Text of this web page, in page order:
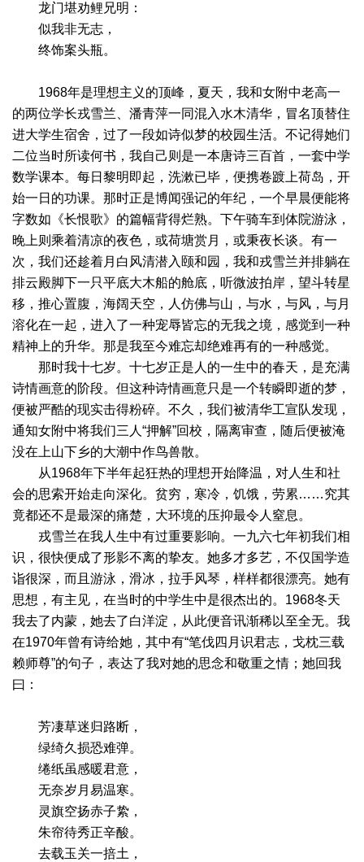
龙门堪劝鲤兄明：
似我非无志，
终饰案头瓶。
1968年是理想主义的顶峰，夏天，我和女附中老高一
的两位学长戎雪兰、潘青萍一同混入水木清华，冒名顶替住
进大学生宿舍，过了一段如诗似梦的校园生活。不记得她们
二位当时所读何书，我自己则是一本唐诗三百首，一套中学
数学课本。每日黎明即起，洗漱已毕，便携卷踱上荷岛，开
始一日的功课。那时正是博闻强记的年纪，一个早晨便能将
字数如《长恨歌》的篇幅背得烂熟。下午骑车到体院游泳，
晚上则乘着清凉的夜色，或荷塘赏月，或秉夜长谈。有一
次，我们还趁着月白风清潜入颐和园，我和戎雪兰并排躺在
排云殿脚下一只平底大木船的舱底，听微波拍岸，望斗转星
移，推心置腹，海阔天空，人仿佛与山，与水，与风，与月
溶化在一起，进入了一种宠辱皆忘的无我之境，感觉到一种
精神上的升华。那是我至今难忘却绝难再有的一种感觉。
那时我十七岁。十七岁正是人的一生中的春天，是充满
诗情画意的阶段。但这种诗情画意只是一个转瞬即逝的梦，
便被严酷的现实击得粉碎。不久，我们被清华工宣队发现，
通知女附中将我们三人“押解”回校，隔离审查，随后便被淹
没在上山下乡的大潮中作鸟兽散。
从1968年下半年起狂热的理想开始降温，对人生和社
会的思索开始走向深化。贫穷，寒冷，饥饿，劳累……究其
竟都还不是最深的痛楚，大环境的压抑最令人窒息。
戎雪兰在我人生中有过重要影响。一九六七年初我们相
识，很快便成了形影不离的挚友。她多才多艺，不仅国学造
诣很深，而且游泳，滑冰，拉手风琴，样样都很漂亮。她有
思想，有主见，在当时的中学生中是很杰出的。1968冬天
我去了内蒙，她去了白洋淀，从此便音讯渐稀以至全无。我
在1970年曾有诗给她，其中有“笔伐四月识君志，戈枕三载
赖师尊”的句子，表达了我对她的思念和敬重之情；她回我
曰：
芳凄草迷归路断，
绿绮久损恐难弹。
绻纸虽感暖君意，
无奈岁月易温寒。
灵旗空扬赤子絷，
朱帘待秀正辛酸。
去载玉关一掊土，